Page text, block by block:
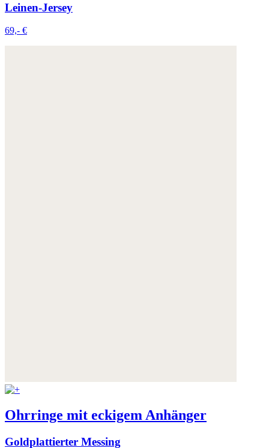
Leinen-Jersey
69,- €
Ohrringe mit eckigem Anhänger
Goldplattierter Messing